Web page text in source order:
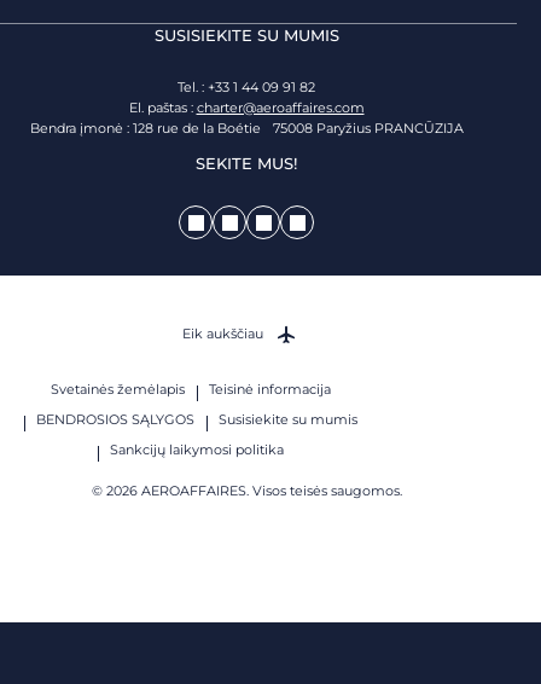
SUSISIEKITE SU MUMIS
Tel. : +33 1 44 09 91 82
El. paštas : charter@aeroaffaires.com
Bendra įmonė : 128 rue de la Boétie 75008 Paryžius PRANCŪZIJA
SEKITE MUS!
Svetainės žemėlapis
Teisinė informacija
BENDROSIOS SĄLYGOS
Susisiekite su mumis
Sankcijų laikymosi politika
© 2026 AEROAFFAIRES. Visos teisės saugomos.
Eik aukščiau